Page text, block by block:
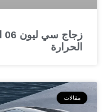
الحرارة
مقالات